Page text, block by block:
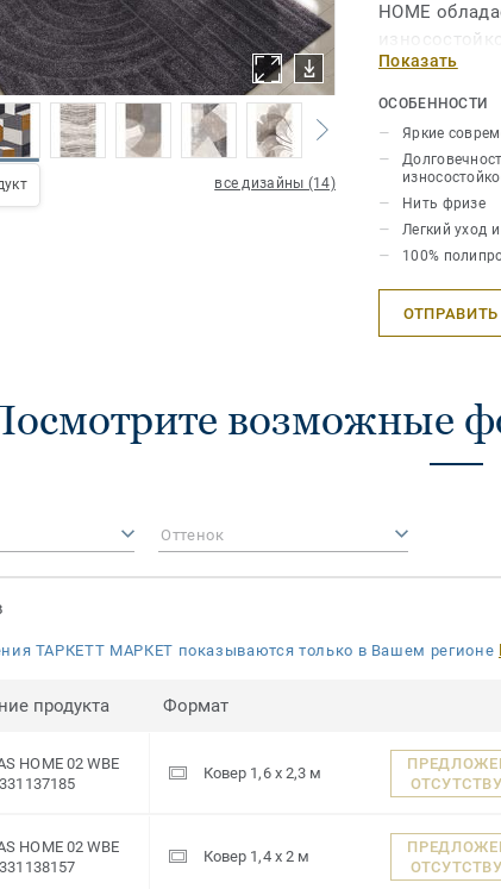
все дизайны (14)
HOME
покрытием.
позволит
Показать
ОСОБЕННОСТИ
Яркие
Нить фризе
Легкий уход
100%
возможные
Оттенок
ТАРКЕТТ МАРКЕТ показываются только в Вашем регионе
продукта Формат
HOME 02 WBE
Ковер 1,6 x 2,3 м
HOME 02 WBE
Ковер 1,4 x 2 м